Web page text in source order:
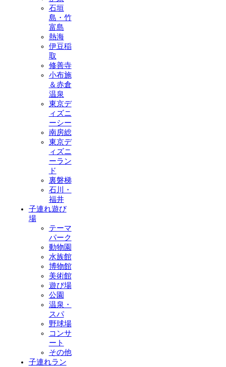
石垣
島・竹
富島
熱海
伊豆稲
取
修善寺
小布施
＆赤倉
温泉
東京デ
ィズニ
ーシー
南房総
東京デ
ィズニ
ーラン
ド
裏磐梯
石川・
福井
子連れ遊び
場
テーマ
パーク
動物園
水族館
博物館
美術館
遊び場
公園
温泉・
スパ
野球場
コンサ
ート
その他
子連れラン